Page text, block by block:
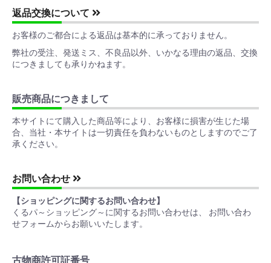
返品交換について
お客様のご都合による返品は基本的に承っておりません。
弊社の受注、発送ミス、不良品以外、いかなる理由の返品、交換
につきましても承りかねます。
販売商品につきまして
本サイトにて購入した商品等により、お客様に損害が生じた場
合、当社・本サイトは一切責任を負わないものとしますのでご了
承ください。
お問い合わせ
【ショッピングに関するお問い合わせ】
くるパ～ショッピング～に関するお問い合わせは、 お問い合わ
せフォームからお願いいたします。
古物商許可証番号